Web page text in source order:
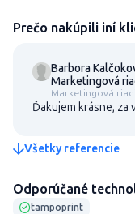
Prečo nakúpili iní
Barbora
Marketingová
Marketingová
Ďakujem krásne,
Všetky referencie
Odporúčané
tampoprint